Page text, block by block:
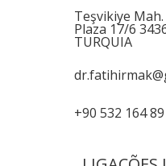
Teşvikiye
Plaza 17/6
TURQUIA
+90 532 164